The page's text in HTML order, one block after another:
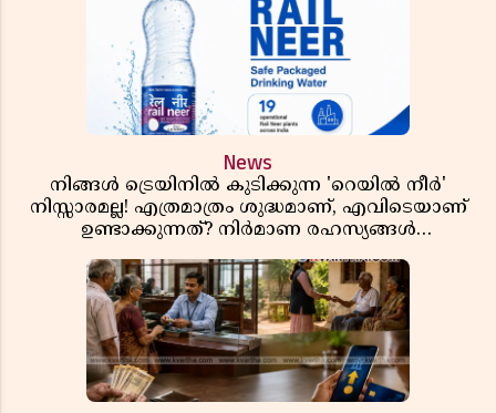
News
നിങ്ങൾ ട്രെയിനിൽ കുടിക്കുന്ന 'റെയിൽ നീർ'
നിസ്സാരമല്ല! എത്രമാത്രം ശുദ്ധമാണ്, എവിടെയാണ്
ഉണ്ടാക്കുന്നത്? നിർമാണ രഹസ്യങ്ങൾ